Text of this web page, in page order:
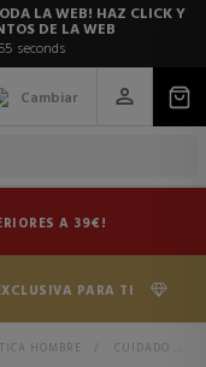
LA WEB! HAZ CLICK Y
DE LA WEB
55 seconds
Cambiar
A 39€!
PARA TI
HOMBRE > CUIDADO CORPORAL